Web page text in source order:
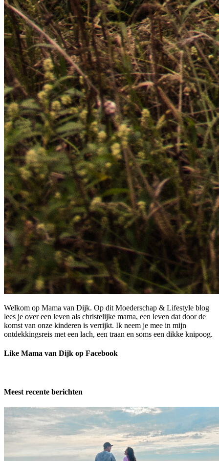
Welkom op Mama van Dijk. Op dit Moederschap & Lifestyle blog
lees je over een leven als christelijke mama, een leven dat door de
komst van onze kinderen is verrijkt. Ik neem je mee in mijn
ontdekkingsreis met een lach, een traan en soms een dikke knipoog.
Like Mama van Dijk op Facebook
Meest recente berichten